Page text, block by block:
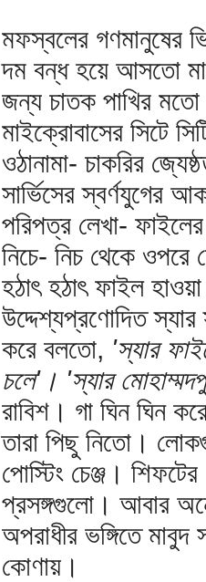
মফস্বলের গণমানুষের
দম বন্ধ হয়ে আসতো
জন্য চাতক পাখির মতো
মাইক্রোবাসের সিটে
ওঠানামা- চাকরির
সার্ভিসের স্বর্ণযুগের
পরিপত্র লেখা-
নিচে- নিচ থেকে ওপরে
হঠাৎ হঠাৎ ফাইল
উদ্দেশ্যপ্রণোদিত
করে বলতো, 'স্যার
চলে'। 'স্যার
রাবিশ। গা ঘিন ঘিন
তারা পিছু নিতো।
পোস্টিং চেঞ্জ। শিফটের
প্রসঙ্গগুলো। আবার
অপরাধীর ভঙ্গিতে
কোণায়।